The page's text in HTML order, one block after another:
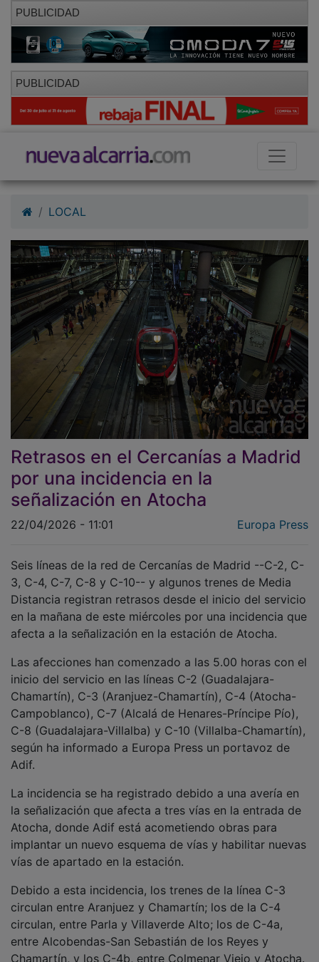
PUBLICIDAD
PUBLICIDAD
Retrasos en el Cercanías a Madrid
por una incidencia en la
señalización en Atocha
3, C-4, C-7, C-8 y C-10-- y algunos trenes de Media
Distancia registran retrasos desde el inicio del servicio
en la mañana de este miércoles por una incidencia que
afecta a la señalización en la estación de Atocha.
inicio del servicio en las líneas C-2 (Guadalajara-
Chamartín), C-3 (Aranjuez-Chamartín), C-4 (Atocha-
Campoblanco), C-7 (Alcalá de Henares-Príncipe Pío),
C-8 (Guadalajara-Villalba) y C-10 (Villalba-Chamartín),
según ha informado a Europa Press un portavoz de
Adif.
la señalización que afecta a tres vías en la entrada de
Atocha, donde Adif está acometiendo obras para
implantar un nuevo esquema de vías y habilitar nuevas
vías de apartado en la estación.
circulan entre Aranjuez y Chamartín; los de la C-4
circulan, entre Parla y Villaverde Alto; los de C-4a,
entre Alcobendas-San Sebastián de los Reyes y
Chamartín, y los C-4b, entre Colmenar Viejo y Atocha.